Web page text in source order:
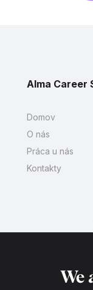
Alma Career
Domov
O nás
Práca u nás
Kontakty
We